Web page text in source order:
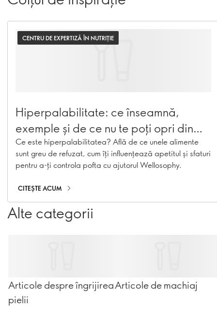
CENTRU DE EXPERTIZĂ ÎN NUTRIȚIE
Hiperpalabilitate: ce înseamnă,
exemple și de ce nu te poți opri din
mâncat
Ce este hiperpalabilitatea? Află de ce unele alimente
sunt greu de refuzat, cum îți influențează apetitul și sfaturi
pentru a-ți controla pofta cu ajutorul Wellosophy.
CITEȘTE ACUM
Alte categorii
Articole despre îngrijirea
pielii
Articole de machiaj